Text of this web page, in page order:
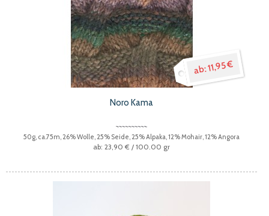
11,95 €
Noro Kama
50g, ca.75m, 26% Wolle, 25% Seide, 25% Alpaka, 12% Mohair, 12% Angora
23,90 € / 100.00 gr